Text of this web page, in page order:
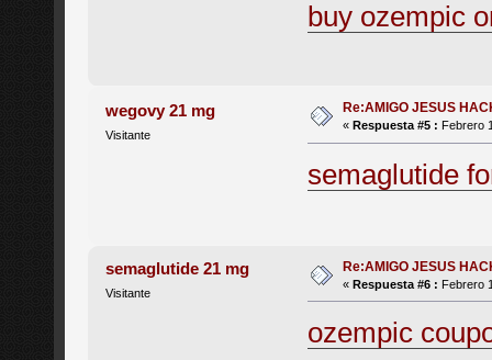
buy ozempic
wegovy 21 mg
Visitante
Re:AMIGO JESUS
« Respuesta #5 : Febrero
semaglutide
semaglutide 21 mg
Visitante
Re:AMIGO JESUS
« Respuesta #6 : Febrero
ozempic